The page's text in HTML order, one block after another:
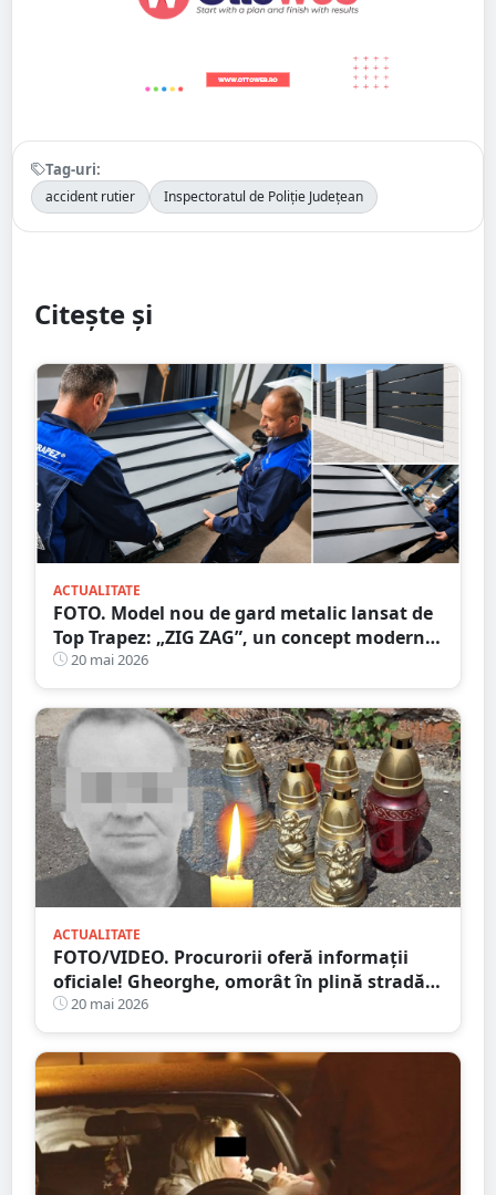
Tag-uri:
accident rutier Inspectoratul de Poliție Județean
Citește și
ACTUALITATE
FOTO. Model nou de gard metalic lansat de
Top Trapez: „ZIG ZAG”, un concept modern
cu garanție de 20 de ani
20 mai 2026
ACTUALITATE
FOTO/VIDEO. Procurorii oferă informații
oficiale! Gheorghe, omorât în plină stradă,
la Satu Mare
20 mai 2026